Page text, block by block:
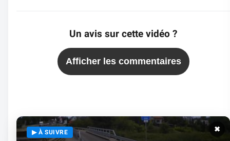
Un avis sur cette vidéo ?
Afficher les commentaires
✖
▶ À SUIVRE